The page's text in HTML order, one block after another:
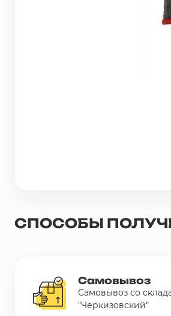
СПОСОБЫ
Самовывоз
Самовывоз со
"Черкизовский"